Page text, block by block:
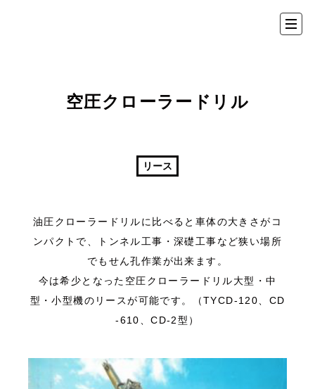
会社情報
お見積・ご注文の流れ
空圧クローラードリル
リース
油圧クローラードリルに比べると車体の大きさがコ
ンパクトで、トンネル工事・深礎工事など狭い場所
でもせん孔作業が出来ます。
今は希少となった空圧クローラードリル大型・中
型・小型機のリースが可能です。（TYCD-120、CD
-610、CD-2型）